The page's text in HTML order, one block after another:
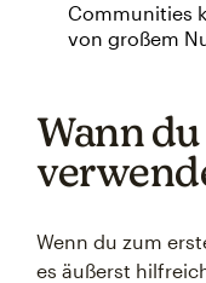
Communities
von großem
Wann
Wenn du zum
es äußerst